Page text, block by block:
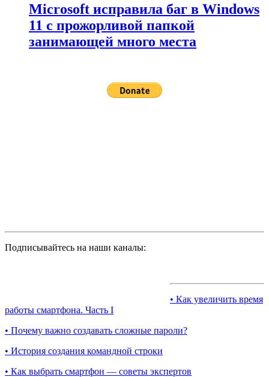
Microsoft исправила баг в Windows
11 с прожорливой папкой
занимающей много места
Подписывайтесь на наши каналы:
• Как увеличить время
работы смартфона. Часть I
• Почему важно создавать сложные пароли?
• История создания командной строки
• Как выбрать смартфон — советы экспертов